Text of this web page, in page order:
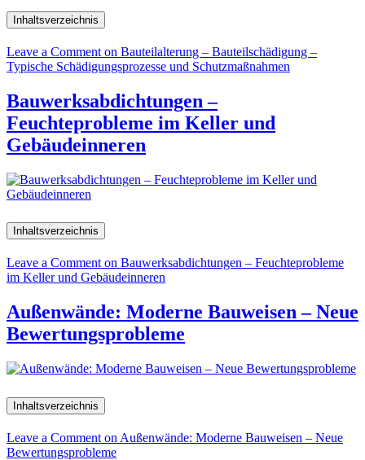
Inhaltsverzeichnis
Leave a Comment on Bauteilalterung – Bauteilschädigung –
Typische Schädigungsprozesse und Schutzmaßnahmen
Bauwerksabdichtungen –
Feuchteprobleme im Keller und
Gebäudeinneren
Inhaltsverzeichnis
Leave a Comment on Bauwerksabdichtungen – Feuchteprobleme
im Keller und Gebäudeinneren
Außenwände: Moderne Bauweisen – Neue
Bewertungsprobleme
Inhaltsverzeichnis
Leave a Comment on Außenwände: Moderne Bauweisen – Neue
Bewertungsprobleme